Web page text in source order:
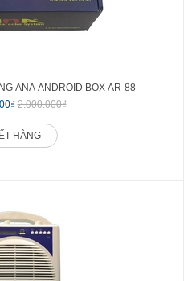
ANA ANDROID BOX AR-88
2.000.000₫
HÀNG